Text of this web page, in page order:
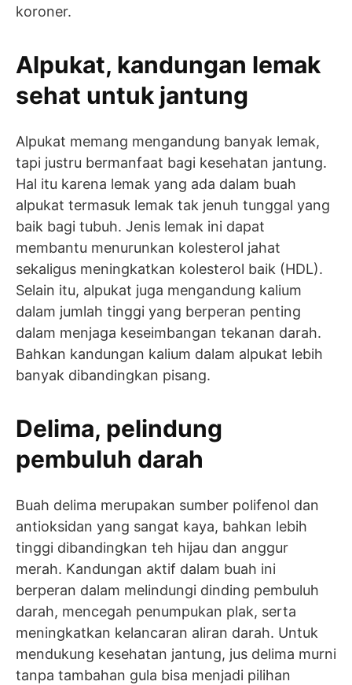
koroner.
Alpukat, kandungan lemak
sehat untuk jantung
Alpukat memang mengandung banyak lemak,
tapi justru bermanfaat bagi kesehatan jantung.
Hal itu karena lemak yang ada dalam buah
alpukat termasuk lemak tak jenuh tunggal yang
baik bagi tubuh. Jenis lemak ini dapat
membantu menurunkan kolesterol jahat
sekaligus meningkatkan kolesterol baik (HDL).
Selain itu, alpukat juga mengandung kalium
dalam jumlah tinggi yang berperan penting
dalam menjaga keseimbangan tekanan darah.
Bahkan kandungan kalium dalam alpukat lebih
banyak dibandingkan pisang.
Delima, pelindung
pembuluh darah
Buah delima merupakan sumber polifenol dan
antioksidan yang sangat kaya, bahkan lebih
tinggi dibandingkan teh hijau dan anggur
merah. Kandungan aktif dalam buah ini
berperan dalam melindungi dinding pembuluh
darah, mencegah penumpukan plak, serta
meningkatkan kelancaran aliran darah. Untuk
mendukung kesehatan jantung, jus delima murni
tanpa tambahan gula bisa menjadi pilihan